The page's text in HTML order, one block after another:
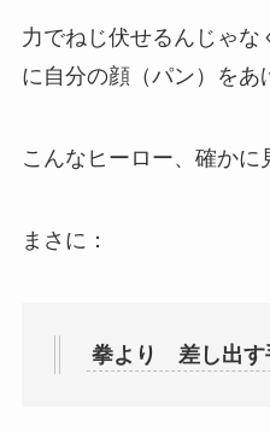
力でねじ伏せるんじゃな
に自分の顔（パン）をあ
こんなヒーロー、確かに
まさに：
拳より 差し出